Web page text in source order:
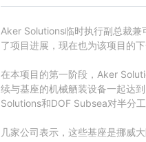
Aker Solutions临时执行副总裁
了项目进展，现在也为该项目的
在本项目的第一阶段，Aker
续与基座的机械舾装设备一起达
Solutions和DOF Subsea对半分工
几家公司表示，这些基座是挪威